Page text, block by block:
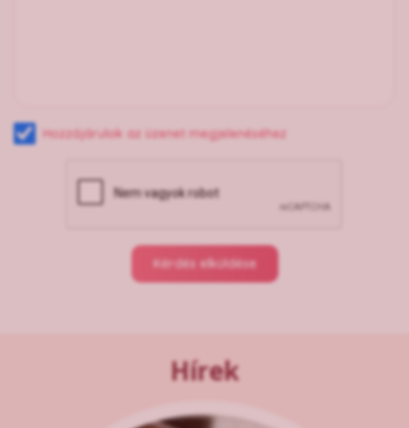
Hozzájárulok az üzenet megjelenéséhez
Kérdés elküldése
Hírek